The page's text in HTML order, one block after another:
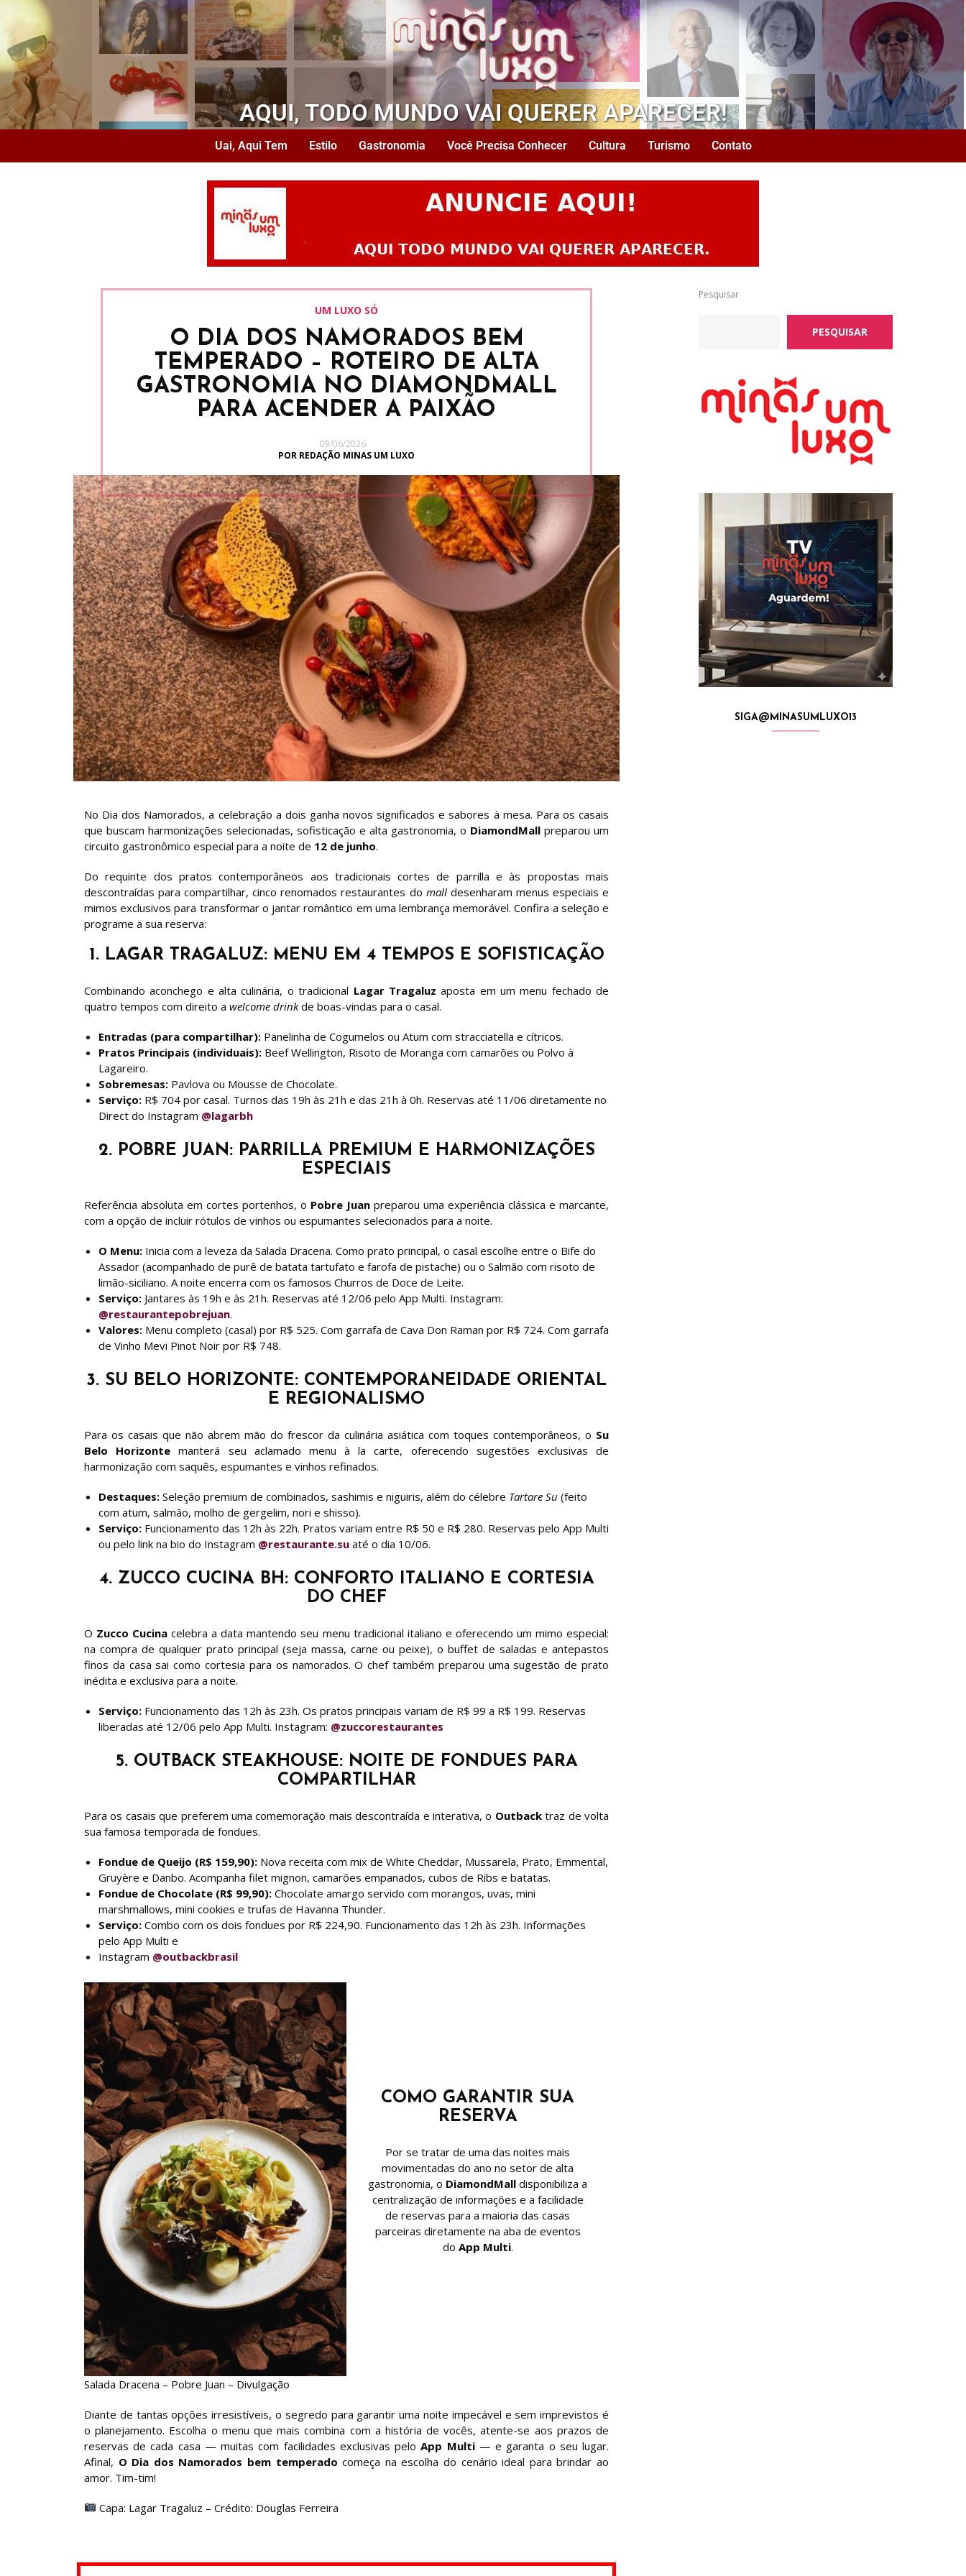
AQUI, TODO MUNDO VAI QUERER APARECER!
Uai, Aqui Tem Estilo Gastronomia Você Precisa Conhecer Cultura Turismo Contato
UM LUXO SÓ
O DIA DOS NAMORADOS BEM
TEMPERADO – ROTEIRO DE ALTA
GASTRONOMIA NO DIAMONDMALL
PARA ACENDER A PAIXÃO
09/06/2026
POR REDAÇÃO MINAS UM LUXO
No Dia dos Namorados, a celebração a dois ganha novos significados e sabores à mesa. Para os casais
que buscam harmonizações selecionadas, sofisticação e alta gastronomia, o DiamondMall preparou um
circuito gastronômico especial para a noite de 12 de junho.
Do requinte dos pratos contemporâneos aos tradicionais cortes de parrilla e às propostas mais
descontraídas para compartilhar, cinco renomados restaurantes do malldesenharam menus especiais e
mimos exclusivos para transformar o jantar romântico em uma lembrança memorável. Confira a seleção e
programe a sua reserva:
1. LAGAR TRAGALUZ: MENU EM 4 TEMPOS E SOFISTICAÇÃO
Combinando aconchego e alta culinária, o tradicional Lagar Tragaluz aposta em um menu fechado de
quatro tempos com direito a welcome drinkde boas-vindas para o casal.
Entradas (para compartilhar): Panelinha de Cogumelos ou Atum com stracciatella e cítricos.
Pratos Principais (individuais): Beef Wellington, Risoto de Moranga com camarões ou Polvo à
Lagareiro.
Sobremesas: Pavlova ou Mousse de Chocolate.
Serviço: R$ 704 por casal. Turnos das 19h às 21h e das 21h à 0h. Reservas até 11/06 diretamente no
Direct do Instagram @lagarbh
2. POBRE JUAN: PARRILLA PREMIUM E HARMONIZAÇÕES
ESPECIAIS
Referência absoluta em cortes portenhos, o Pobre Juan preparou uma experiência clássica e marcante,
com a opção de incluir rótulos de vinhos ou espumantes selecionados para a noite.
O Menu: Inicia com a leveza da Salada Dracena. Como prato principal, o casal escolhe entre o Bife do
Assador (acompanhado de purê de batata tartufato e farofa de pistache) ou o Salmão com risoto de
limão-siciliano. A noite encerra com os famosos Churros de Doce de Leite.
Serviço: Jantares às 19h e às 21h. Reservas até 12/06 pelo App Multi. Instagram:
@restaurantepobrejuan.
Valores: Menu completo (casal) por R$ 525. Com garrafa de Cava Don Raman por R$ 724. Com garrafa
de Vinho Mevi Pinot Noir por R$ 748.
3. SU BELO HORIZONTE: CONTEMPORANEIDADE ORIENTAL
E REGIONALISMO
Para os casais que não abrem mão do frescor da culinária asiática com toques contemporâneos, o Su
Belo Horizonte manterá seu aclamado menu à la carte, oferecendo sugestões exclusivas de
harmonização com saquês, espumantes e vinhos refinados.
Destaques: Seleção premium de combinados, sashimis e niguiris, além do célebre Tartare Su (feito
com atum, salmão, molho de gergelim, nori e shisso).
Serviço: Funcionamento das 12h às 22h. Pratos variam entre R$ 50 e R$ 280. Reservas pelo App Multi
ou pelo link na bio do Instagram @restaurante.su até o dia 10/06.
4. ZUCCO CUCINA BH: CONFORTO ITALIANO E CORTESIA
DO CHEF
O Zucco Cucina celebra a data mantendo seu menu tradicional italiano e oferecendo um mimo especial:
na compra de qualquer prato principal (seja massa, carne ou peixe), o buffet de saladas e antepastos
finos da casa sai como cortesia para os namorados. O chef também preparou uma sugestão de prato
inédita e exclusiva para a noite.
Serviço: Funcionamento das 12h às 23h. Os pratos principais variam de R$ 99 a R$ 199. Reservas
liberadas até 12/06 pelo App Multi. Instagram: @zuccorestaurantes
5. OUTBACK STEAKHOUSE: NOITE DE FONDUES PARA
COMPARTILHAR
Para os casais que preferem uma comemoração mais descontraída e interativa, o Outbacktraz de volta
sua famosa temporada de fondues.
Fondue de Queijo (R$ 159,90): Nova receita com mix de White Cheddar, Mussarela, Prato, Emmental,
Gruyère e Danbo. Acompanha filet mignon, camarões empanados, cubos de Ribs e batatas.
Fondue de Chocolate (R$ 99,90): Chocolate amargo servido com morangos, uvas, mini
marshmallows, mini cookies e trufas de Havanna Thunder.
Serviço: Combo com os dois fondues por R$ 224,90. Funcionamento das 12h às 23h. Informações
pelo App Multi e
Instagram @outbackbrasil
COMO GARANTIR SUA
RESERVA
Por se tratar de uma das noites mais
movimentadas do ano no setor de alta
gastronomia, o DiamondMall disponibiliza a
centralização de informações e a facilidade
de reservas para a maioria das casas
parceiras diretamente na aba de eventos
do App Multi.
Salada Dracena – Pobre Juan – Divulgação
Diante de tantas opções irresistíveis, o segredo para garantir uma noite impecável e sem imprevistos é
o planejamento. Escolha o menu que mais combina com a história de vocês, atente-se aos prazos de
reservas de cada casa — muitas com facilidades exclusivas peloApp Multi— e garanta o seu lugar.
Afinal, O Dia dos Namorados bem temperado começa na escolha do cenário ideal para brindar ao
amor. Tim-tim!
Capa: Lagar Tragaluz – Crédito: Douglas Ferreira
Pesquisar
PESQUISAR
SIGA@MINASUMLUXO13